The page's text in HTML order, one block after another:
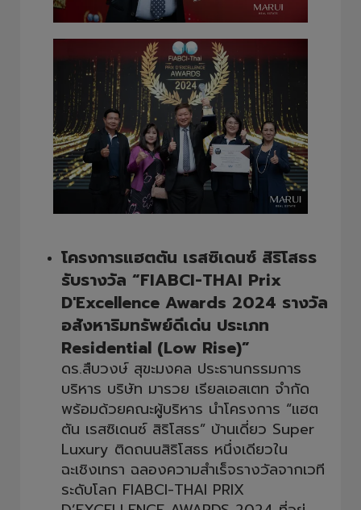
โครงการแฮตตัน เรสซิเดนซ์ สิริโสธร
รับรางวัล “FIABCI-THAI Prix
D'Excellence Awards 2024 รางวัล
อสังหาริมทรัพย์ดีเด่น ประเภท
Residential (Low Rise)”
ดร.สืบวงษ์ สุขะมงคล ประธานกรรมการ
บริหาร บริษัท มารวย เรียลเอสเตท จำกัด
พร้อมด้วยคณะผู้บริหาร นำโครงการ “แฮต
ตัน เรสซิเดนซ์ สิริโสธร” บ้านเดี่ยว Super
Luxury ติดถนนสิริโสธร หนึ่งเดียวใน
ฉะเชิงเทรา ฉลองความสำเร็จรางวัลจากเวที
ระดับโลก FIABCI-THAI PRIX